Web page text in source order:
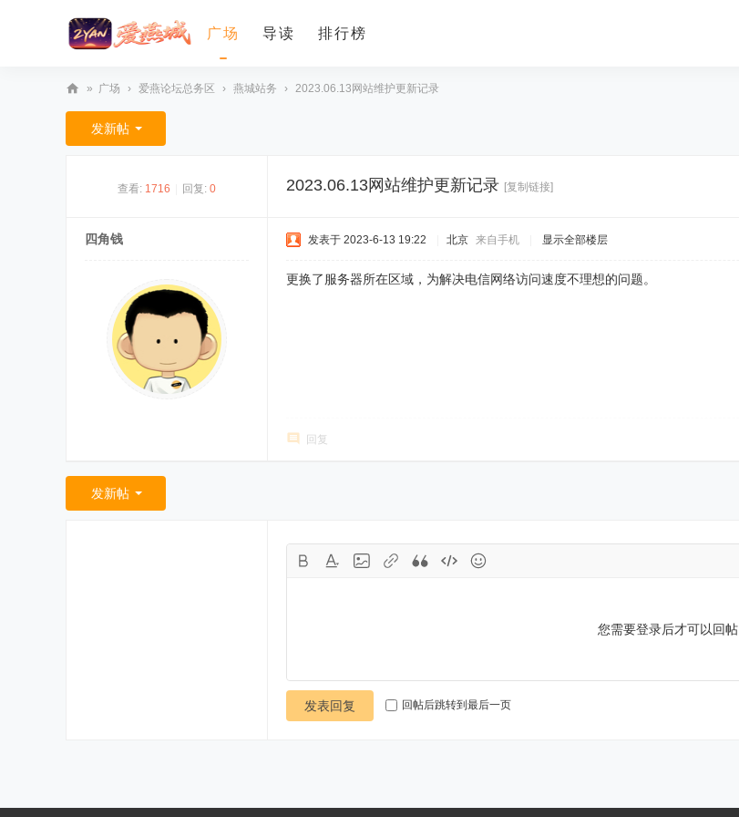
广场 导读 排行榜
爱
燕
» 广场 › 爱燕论坛总务区 › 燕城站务 › 2023.06.13网站维护更新记录
发新帖
查看: 1716 回复: 0 2023.06.13网站维护更新记录 [复制链接]
四角钱 发表于 2023-6-13 19:22 北京 来自手机 显示全部楼层
更换了服务器所在区域，为解决电信网络访问速度不理想的问题。
回复
发新帖
您需要登录后才可以回帖
发表回复 回帖后跳转到最后一页